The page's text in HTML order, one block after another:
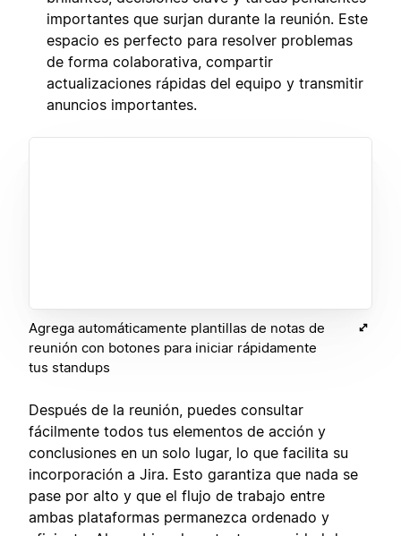
importantes que surjan durante la reunión. Este
espacio es perfecto para resolver problemas
de forma colaborativa, compartir
actualizaciones rápidas del equipo y transmitir
anuncios importantes.
Agrega automáticamente plantillas de notas de
reunión con botones para iniciar rápidamente
tus standups
Después de la reunión, puedes consultar
fácilmente todos tus elementos de acción y
conclusiones en un solo lugar, lo que facilita su
incorporación a Jira. Esto garantiza que nada se
pase por alto y que el flujo de trabajo entre
ambas plataformas permanezca ordenado y